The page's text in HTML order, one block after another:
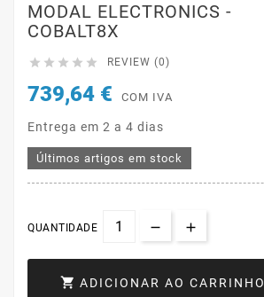
MODAL ELECTRONICS -
COBALT8X
     REVIEW (0)
739,64 € COM IVA
Entrega em 2 a 4 dias
Últimos artigos em stock
QUANTIDADE
 ADICIONAR AO CARRINHO